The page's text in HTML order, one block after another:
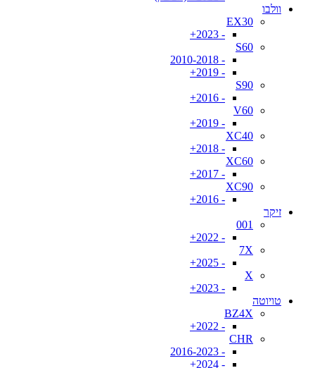
וולבו
EX30
- 2023+
S60
- 2010-2018
- 2019+
S90
- 2016+
V60
- 2019+
XC40
- 2018+
XC60
- 2017+
XC90
- 2016+
זיקר
001
- 2022+
7X
- 2025+
X
- 2023+
טויוטה
BZ4X
- 2022+
CHR
- 2016-2023
- 2024+